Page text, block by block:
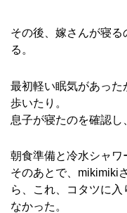
その後、嫁さんが寝
る。
最初軽い眠気があった
歩いたり。
息子が寝たのを確認し
朝食準備と冷水シャワ
そのあとで、mikimiki
ら、これ、コタツに入
なかった。